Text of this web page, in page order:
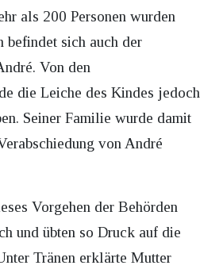
als 200 Personen wurden
befindet sich auch der
Von den
die Leiche des Kindes jedoch
Seiner Familie wurde damit
von André
Vorgehen der Behörden
und übten so Druck auf die
Tränen erklärte Mutter